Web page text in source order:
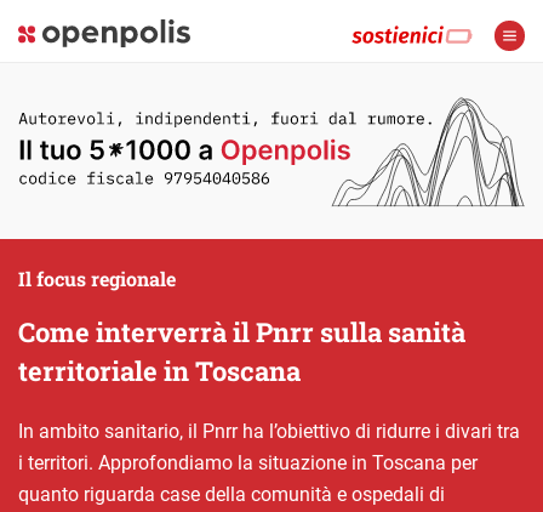
Come interverrà il Pnrr sulla sanità
territoriale in Toscana
Il focus regionale
In ambito sanitario, il Pnrr ha l’obiettivo di ridurre i divari tra
i territori. Approfondiamo la situazione in Toscana per
quanto riguarda case della comunità e ospedali di